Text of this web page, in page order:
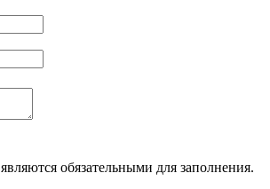
являются обязательными для заполнения.